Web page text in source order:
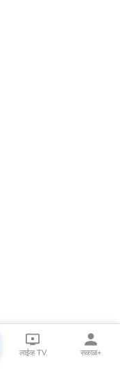
लाईव्ह TV सकाळ+